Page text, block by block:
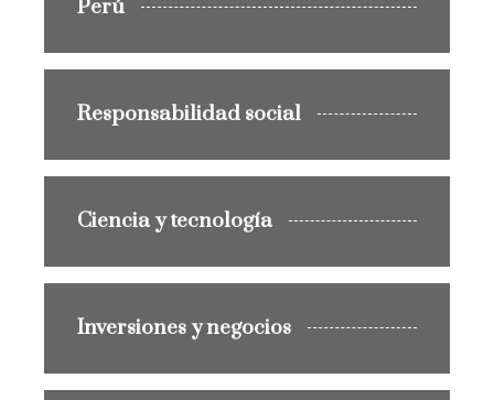
Perú
Responsabilidad social
Ciencia y tecnología
Inversiones y negocios